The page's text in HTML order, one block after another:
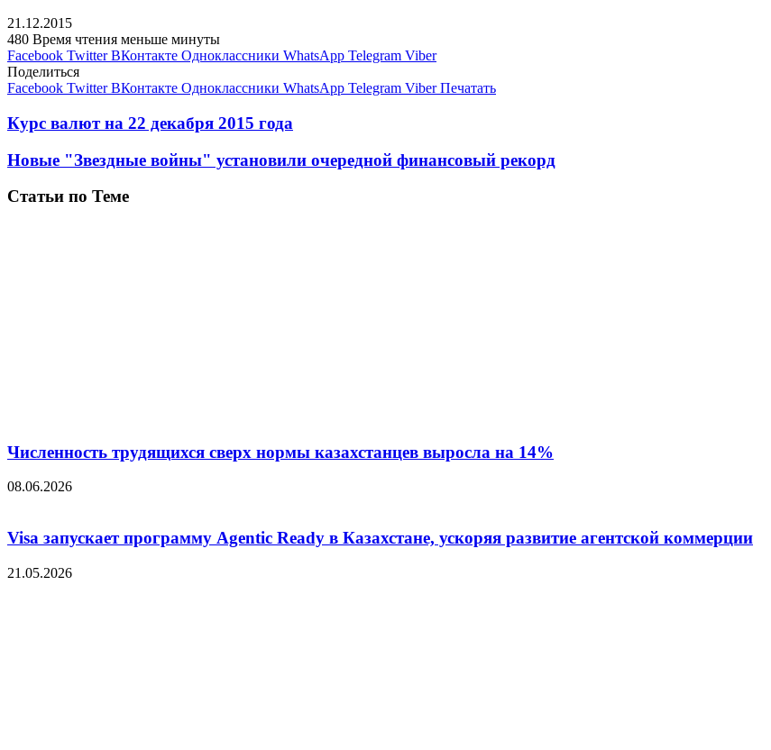
21.12.2015
480 Время чтения меньше минуты
Facebook Twitter ВКонтакте Одноклассники WhatsApp Telegram Viber
Поделиться
Facebook Twitter ВКонтакте Одноклассники WhatsApp Telegram Viber Печатать
Курс валют на 22 декабря 2015 года
Новые "Звездные войны" установили очередной финансовый рекорд
Статьи по Теме
Численность трудящихся сверх нормы казахстанцев выросла на 14%
08.06.2026
Visa запускает программу Agentic Ready в Казахстане, ускоряя развитие агентской коммерции
21.05.2026